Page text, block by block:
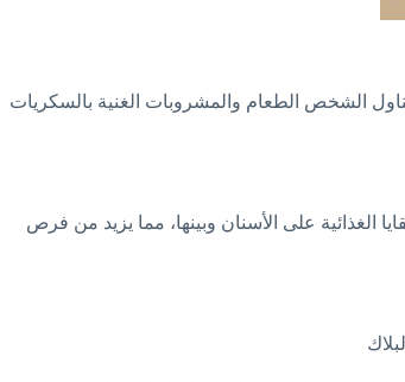
الشخص الطعام والمشروبات الغنية بالسكريات
الغذائية على الأسنان وبينها، مما يزيد من فرص